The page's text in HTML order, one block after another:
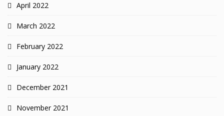
April 2022
March 2022
February 2022
January 2022
December 2021
November 2021